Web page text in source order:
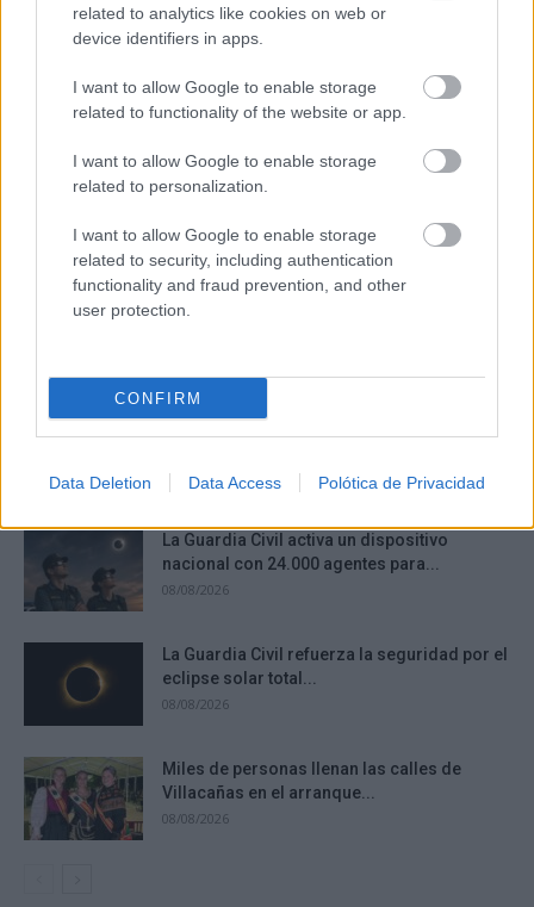
related to analytics like cookies on web or
device identifiers in apps.
I want to allow Google to enable storage
related to functionality of the website or app.
I want to allow Google to enable storage
related to personalization.
I want to allow Google to enable storage
related to security, including authentication
functionality and fraud prevention, and other
user protection.
CONFIRM
Data Deletion Data Access Polótica de Privacidad
Un verdadero MMORPG de la vieja escuela ¡Cómo los
de antes, pero mejor!
DISCOVER WITH
Últimas noticias
Castilla-La Mancha refuerza la protección
08/08/2026
Tragedia ferroviaria en Talavera de la Reina:
08/08/2026
La Guardia Civil activa un dispositivo
nacional con 24.000 agentes para...
08/08/2026
La Guardia Civil refuerza la seguridad por el
eclipse solar total...
08/08/2026
Miles de personas llenan las calles de
Villacañas en el arranque...
08/08/2026